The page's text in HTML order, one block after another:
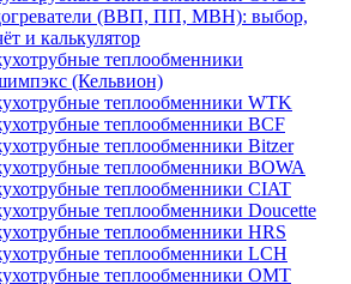
(ВВП, ПП, МВН): выбор,
и калькулятор
теплообменники
(Кельвион)
теплообменники WTK
теплообменники BCF
теплообменники Bitzer
теплообменники BOWA
теплообменники CIAT
теплообменники Doucette
теплообменники HRS
теплообменники LCH
теплообменники OMT